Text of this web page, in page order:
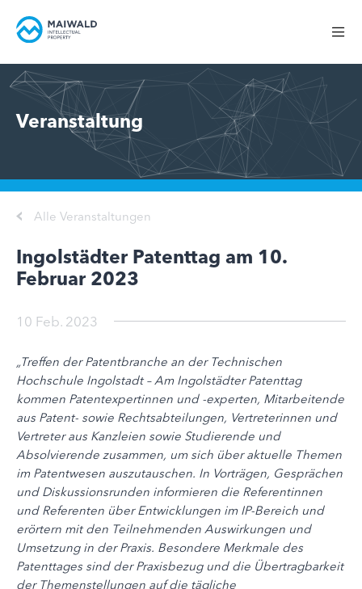
Veranstaltung
Alle Veranstaltungen
Ingolstädter Patenttag am 10.
Februar 2023
10 Feb. 2023
„Treffen der Patentbranche an der Technischen
Hochschule Ingolstadt – Am Ingolstädter Patenttag
kommen Patentexpertinnen und -experten, Mitarbeitende
aus Patent- sowie Rechtsabteilungen, Vertreterinnen und
Vertreter aus Kanzleien sowie Studierende und
Absolvierende zusammen, um sich über aktuelle Themen
im Patentwesen auszutauschen. In Vorträgen, Gesprächen
und Diskussionsrunden informieren die Referentinnen
und Referenten über Entwicklungen im IP-Bereich und
erörtern mit den Teilnehmenden Auswirkungen und
Umsetzung in der Praxis. Besondere Merkmale des
Patenttages sind der Praxisbezug und die Übertragbarkeit
der Themenstellungen auf die tägliche